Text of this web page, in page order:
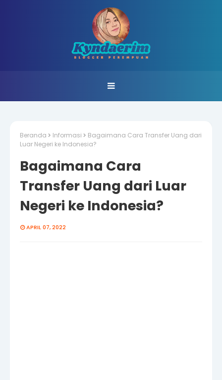
Beranda Informasi
Bagaimana Cara Transfer Uang dari
Luar Negeri ke Indonesia?
Bagaimana Cara
Transfer Uang dari Luar
Negeri ke Indonesia?
APRIL 07, 2022